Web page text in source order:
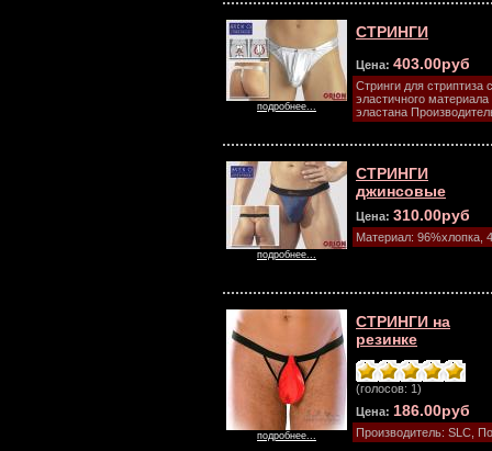
подробнее...
СТРИНГИ
Цена: 403.00руб
Стринги для
эластичного
эластана
подробнее...
СТРИНГИ
джинсовые
Цена: 310.00руб
Материал: 96%хлопка,
подробнее...
СТРИНГИ на
резинке
(голосов: 1)
Цена: 186.00руб
Производитель: SLC,